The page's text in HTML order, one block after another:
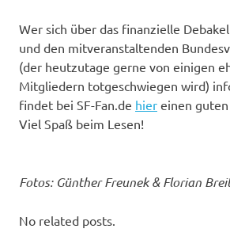
Wer sich über das finanzielle
und den mitveranstaltenden
(der heutzutage gerne von einigen
Mitgliedern totgeschwiegen wird)
findet bei SF-Fan.de hier einen
Viel Spaß beim Lesen!
Fotos: Günther Freunek & Florian
No related posts.